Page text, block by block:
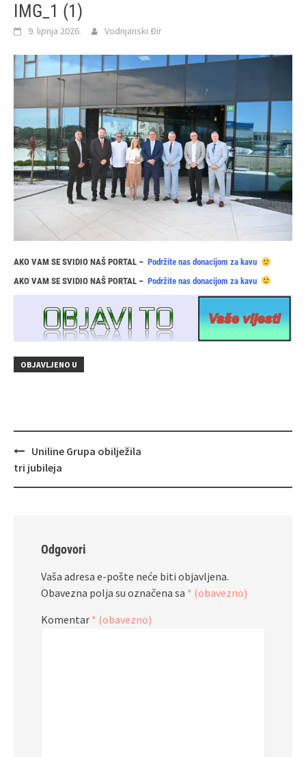
IMG_1 (1)
9. lipnja 2026. Vodnjanski Đir
AKO VAM SE SVIDIO NAŠ PORTAL – Podržite nas donacijom za kavu
AKO VAM SE SVIDIO NAŠ PORTAL – Podržite nas donacijom za kavu
OBJAVLJENO U
Navigacija
objava
Uniline Grupa obilježila
tri jubileja
Odgovori
Vaša adresa e-pošte neće biti objavljena.
Obavezna polja su označena sa * (obavezno)
Komentar * (obavezno)